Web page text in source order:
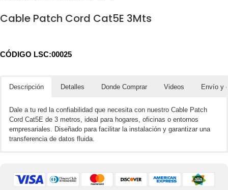
Cable Patch Cord Cat5E 3Mts
CÓDIGO LSC:00025
Descripción Detalles Donde Comprar Videos Envío y
Dale a tu red la confiabilidad que necesita con nuestro Cable Patch
Cord Cat5E de 3 metros, ideal para hogares, oficinas o entornos
empresariales. Diseñado para facilitar la instalación y garantizar una
transferencia de datos fluida.
Conectores: RJ45 en ambos extremos
Aplicación Computadores, Routers, Switchs, Cámaras, Teléfonos